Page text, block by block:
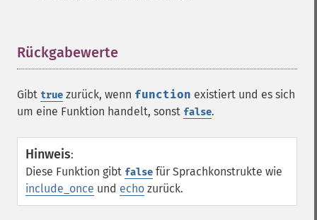
Rückgabewerte
Gibt true zurück, wenn function existiert und es sich
um eine Funktion handelt, sonst false.
Hinweis:
Diese Funktion gibt false für Sprachkonstrukte wie
include_once und echo zurück.